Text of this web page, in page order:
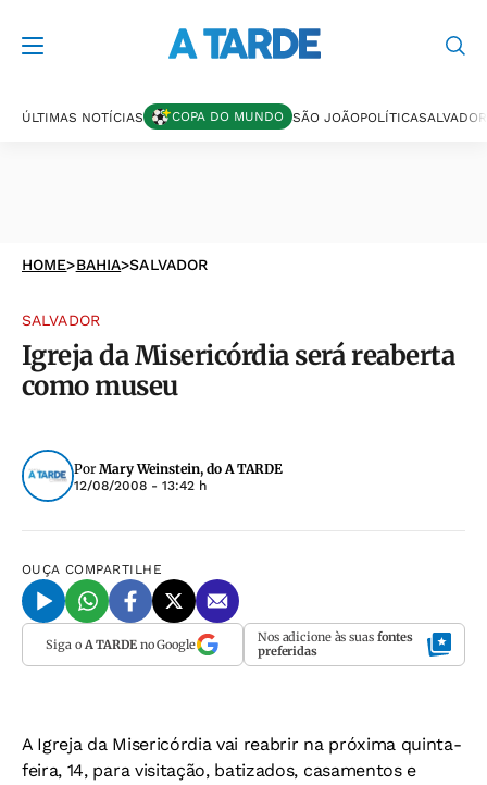
ÚLTIMAS NOTÍCIAS COPA DO MUNDO SÃO JOÃOPOLÍTICASALVADOR
HOME>BAHIA>SALVADOR
SALVADOR
Igreja da Misericórdia será reaberta
como museu
Por Mary Weinstein, do A TARDE
12/08/2008 - 13:42 h
OUÇA COMPARTILHE
Siga o A TARDEno Google Nos adicione às suas fontes
preferidas
A Igreja da Misericórdia vai reabrir na próxima quinta-
feira, 14, para visitação, batizados, casamentos e